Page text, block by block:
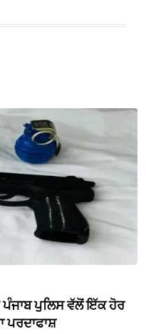
ਪੰਜਾਬ ਪੁਲਿਸ ਵੱਲੋਂ ਇੱਕ ਹੋਰ
ਪਰਦਾਫਾਸ਼